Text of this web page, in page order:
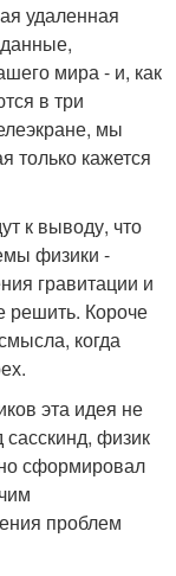
удаленная
мира - и, как
в три
мы
только кажется
к выводу, что
физики -
гравитации и
решить. Короче
когда
эта идея не
сасскинд, физик
сформировал
проблем